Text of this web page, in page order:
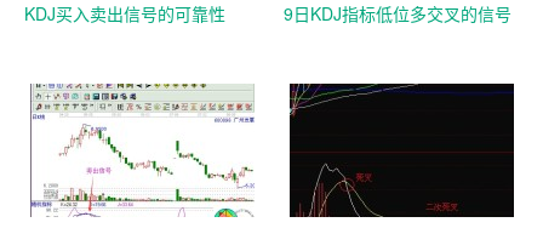
KDJ买入卖出信号的可靠性 9日KDJ指标低位多交叉的信号